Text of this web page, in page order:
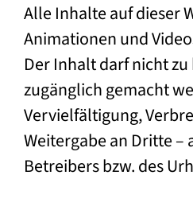
Alle Inhalte auf dieser
Animationen und
Der Inhalt darf nicht
zugänglich gemacht
Vervielfältigung,
Weitergabe an Dritte
Betreibers bzw. des